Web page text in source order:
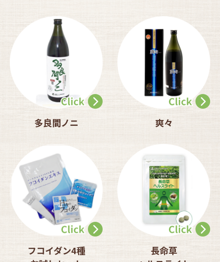
多良間ノニ 爽々
フコイダン4種
長命草